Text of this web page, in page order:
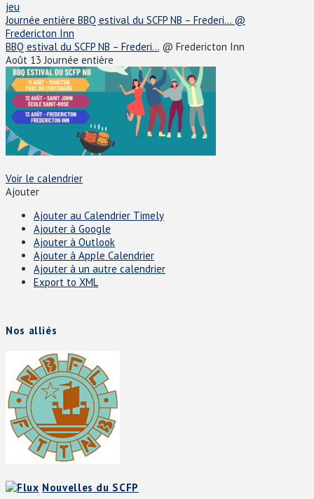
jeu
Journée entière BBQ estival du SCFP NB – Frederi... @
Fredericton Inn
BBQ estival du SCFP NB – Frederi... @ Fredericton Inn
Août 13Journée entière
Voir le calendrier
Ajouter
Ajouter au Calendrier Timely
Ajouter à Google
Ajouter à Outlook
Ajouter à Apple Calendrier
Ajouter à un autre calendrier
Export to XML
Nos alliés
Nouvelles du SCFP